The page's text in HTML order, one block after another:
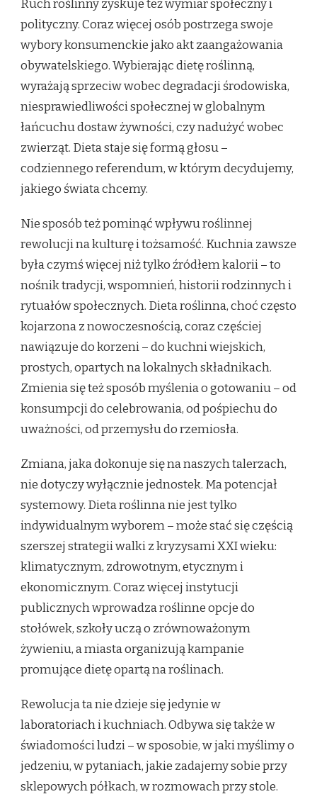
Ruch roślinny zyskuje też wymiar społeczny i
polityczny. Coraz więcej osób postrzega swoje
wybory konsumenckie jako akt zaangażowania
obywatelskiego. Wybierając dietę roślinną,
wyrażają sprzeciw wobec degradacji środowiska,
niesprawiedliwości społecznej w globalnym
łańcuchu dostaw żywności, czy nadużyć wobec
zwierząt. Dieta staje się formą głosu –
codziennego referendum, w którym decydujemy,
jakiego świata chcemy.
Nie sposób też pominąć wpływu roślinnej
rewolucji na kulturę i tożsamość. Kuchnia zawsze
była czymś więcej niż tylko źródłem kalorii – to
nośnik tradycji, wspomnień, historii rodzinnych i
rytuałów społecznych. Dieta roślinna, choć często
kojarzona z nowoczesnością, coraz częściej
nawiązuje do korzeni – do kuchni wiejskich,
prostych, opartych na lokalnych składnikach.
Zmienia się też sposób myślenia o gotowaniu – od
konsumpcji do celebrowania, od pośpiechu do
uważności, od przemysłu do rzemiosła.
Zmiana, jaka dokonuje się na naszych talerzach,
nie dotyczy wyłącznie jednostek. Ma potencjał
systemowy. Dieta roślinna nie jest tylko
indywidualnym wyborem – może stać się częścią
szerszej strategii walki z kryzysami XXI wieku:
klimatycznym, zdrowotnym, etycznym i
ekonomicznym. Coraz więcej instytucji
publicznych wprowadza roślinne opcje do
stołówek, szkoły uczą o zrównoważonym
żywieniu, a miasta organizują kampanie
promujące dietę opartą na roślinach.
Rewolucja ta nie dzieje się jedynie w
laboratoriach i kuchniach. Odbywa się także w
świadomości ludzi – w sposobie, w jaki myślimy o
jedzeniu, w pytaniach, jakie zadajemy sobie przy
sklepowych półkach, w rozmowach przy stole.